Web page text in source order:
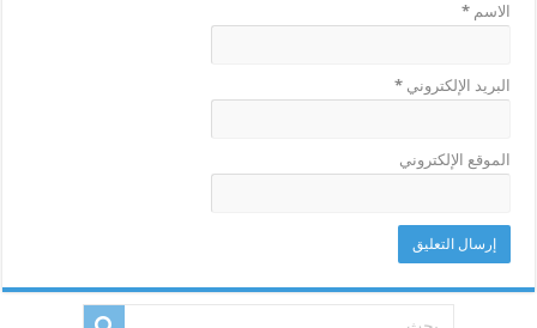
الاسم*
البريد الإلكتروني*
الموقع الإلكتروني